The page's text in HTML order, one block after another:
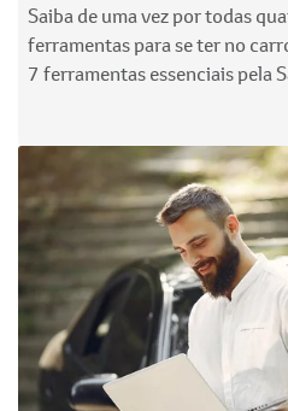
Saiba de uma vez por todas
ferramentas para se ter no
7 ferramentas essenciais pela